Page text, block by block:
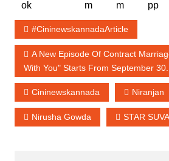
#cininewskannadaArticle
A New Episode Of Contract
With You" Starts From September 30.
Cininewskannada Niranjan
Nirusha Gowda STAR